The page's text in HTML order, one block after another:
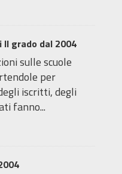
grado dal 2004
sulle scuole
per
iscritti, degli
fanno...